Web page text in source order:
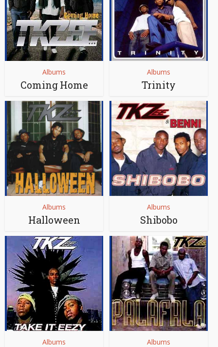
Albums
Coming Home
Albums
Trinity
Albums
Halloween
Albums
Shibobo
Albums Albums